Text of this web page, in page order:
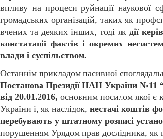
впливу на процеси руйнації наукової
громадських організацій, таких як
вчених та деяких інших, тоді як дії
констатації фактів і окремих
влади і суспільством.
Останнім прикладом пасивної
Постанова Президії НАН України №11
від 20.01.2016, основним посилом якої є
України і, як наслідок, нестачі коштів
перебувають у штатному розписі
порушенням Урядом прав дослідника, як